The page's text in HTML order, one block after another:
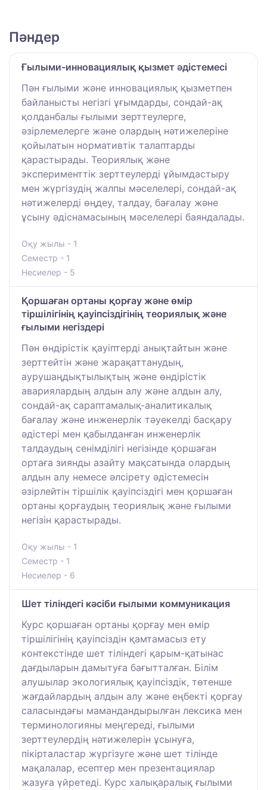
Пәндер
Ғылыми-инновациялық қызмет әдістемесі
Пән ғылыми және инновациялық қызметпен
байланысты негізгі ұғымдарды, сондай-ақ
қолданбалы ғылыми зерттеулерге,
әзірлемелерге және олардың нәтижелеріне
қойылатын нормативтік талаптарды
қарастырады. Теориялық және
эксперименттік зерттеулерді ұйымдастыру
мен жүргізудің жалпы мәселелері, сондай-ақ
нәтижелерді өңдеу, талдау, бағалау және
ұсыну әдіснамасының мәселелері баяндалады.
Оқу жылы - 1
Семестр - 1
Несиелер - 5
Қоршаған ортаны қорғау және өмір
тіршілігінің қауіпсіздігінің теориялық және
ғылыми негіздері
Пән өндірістік қауіптерді анықтайтын және
зерттейтін және жарақаттанудың,
аурушаңдықтылықтың және өндірістік
авариялардың алдын алу және алдын алу,
сондай-ақ сараптамалық-аналитикалық
бағалау және инженерлік тәуекелді басқару
әдістері мен қабылданған инженерлік
талдаудың сенімділігі негізінде қоршаған
ортаға зиянды азайту мақсатында олардың
алдын алу немесе әлсірету әдістемесін
әзірлейтін тіршілік қауіпсіздігі мен қоршаған
ортаны қорғаудың теориялық және ғылыми
негізін қарастырады.
Оқу жылы - 1
Семестр - 1
Несиелер - 6
Шет тіліндегі кәсіби ғылыми коммуникация
Курс қоршаған ортаны қорғау мен өмір
тіршілігінің қауіпсіздін қамтамасыз ету
контекстінде шет тіліндегі қарым-қатынас
дағдыларын дамытуға бағытталған. Білім
алушылар экологиялық қауіпсіздік, төтенше
жағдайлардың алдын алу және еңбекті қорғау
саласындағы мамандандырылған лексика мен
терминологияны меңгереді, ғылыми
зерттеулердің нәтижелерін ұсынуға,
пікірталастар жүргізуге және шет тілінде
мақалалар, есептер мен презентациялар
жазуға үйретеді. Курс халықаралық ғылыми